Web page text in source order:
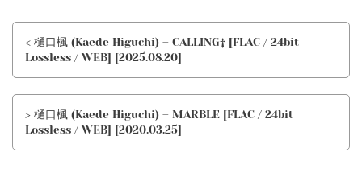
< 樋口楓 (Kaede Higuchi) – CALLING† [FLAC / 24bit
Lossless / WEB] [2025.08.20]
> 樋口楓 (Kaede Higuchi) – MARBLE [FLAC / 24bit
Lossless / WEB] [2020.03.25]